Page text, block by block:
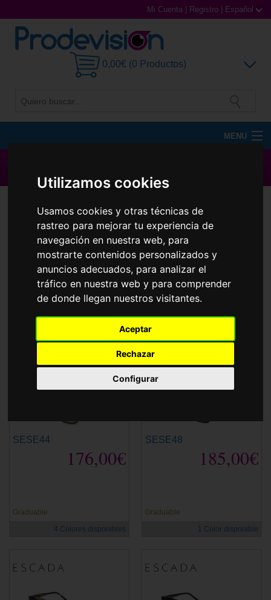
Utilizamos cookies
Usamos cookies y otras técnicas de
rastreo para mejorar tu experiencia de
navegación en nuestra web, para
mostrarte contenidos personalizados y
anuncios adecuados, para analizar el
tráfico en nuestra web y para comprender
de donde llegan nuestros visitantes.
Aceptar
Rechazar
Configurar
Mi Cuenta Registro Español
0,00€ (0 Productos)
MENU
Gafas Graduadas
Gafas Deportivas
Lentillas
Accesorios
Gafas de SolEscada
SESE44
176,00€
Graduable
4 Colores disponibles
SESE48
185,00€
Graduable
1 Color disponible